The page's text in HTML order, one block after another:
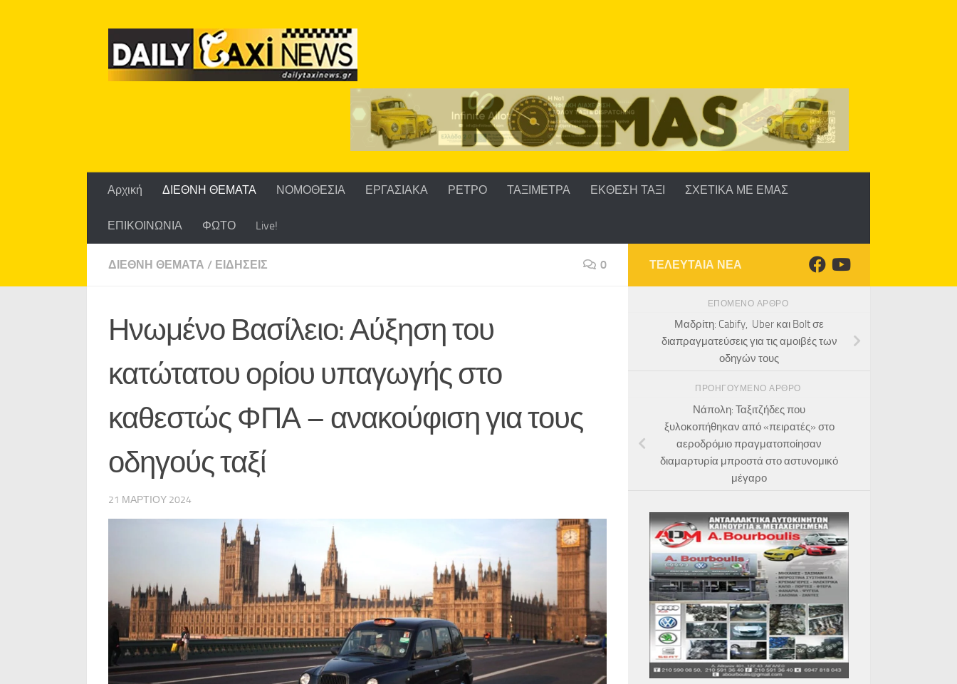
Αρχική ΔΙΕΘΝΗ ΘΕΜΑΤΑ ΝΟΜΟΘΕΣΙΑ ΕΡΓΑΣΙΑΚΑ ΡΕΤΡΟ ΤΑΞΙΜΕΤΡΑ ΕΚΘΕΣΗ ΤΑΞΙ ΣΧΕΤΙΚΑ ΜΕ ΕΜΑΣ
ΕΠΙΚΟΙΝΩΝΙΑ ΦΩΤΟ Live!
ΔΙΕΘΝΗ ΘΕΜΑΤΑ / ΕΙΔΗΣΕΙΣ 0
Ηνωμένο Βασίλειο: Αύξηση του
κατώτατου ορίου υπαγωγής στο
καθεστώς ΦΠΑ – ανακούφιση για τους
οδηγούς ταξί
21 ΜΑΡΤΊΟΥ 2024
ΤΕΛΕΥΤΑΙΑ ΝΕΑ
ΕΠΌΜΕΝΟ ΆΡΘΡΟ
Μαδρίτη: Cabify, Uber και Bolt σε
διαπραγματεύσεις για τις αμοιβές των
οδηγών τους
ΠΡΟΗΓΟΎΜΕΝΟ ΆΡΘΡΟ
Νάπολη: Ταξιτζήδες που
ξυλοκοπήθηκαν από «πειρατές» στο
αεροδρόμιο πραγματοποίησαν
διαμαρτυρία μπροστά στο αστυνομικό
μέγαρο